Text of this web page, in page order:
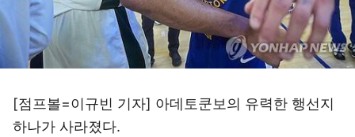
[점프볼=이규빈 기자] 아데토쿤보의 유력한 행선지
하나가 사라졌다.